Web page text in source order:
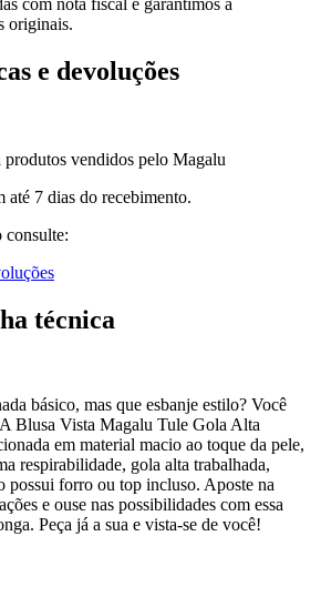
com nota fiscal e garantimos a
originais.
e devoluções
vendidos pelo Magalu
7 dias do recebimento.
consulte:
técnica
básico, mas que esbanje estilo? Você
Blusa Vista Magalu Tule Gola Alta
em material macio ao toque da pele,
respirabilidade, gola alta trabalhada,
possui forro ou top incluso. Aposte na
e ouse nas possibilidades com essa
Peça já a sua e vista-se de você!